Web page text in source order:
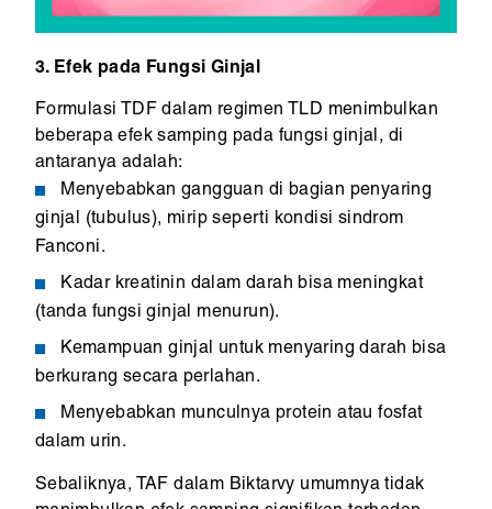
3. Efek pada Fungsi Ginjal
Formulasi TDF dalam regimen TLD menimbulkan
beberapa efek samping pada fungsi ginjal, di
antaranya adalah:
Menyebabkan gangguan di bagian penyaring
ginjal (tubulus), mirip seperti kondisi sindrom
Fanconi.
Kadar kreatinin dalam darah bisa meningkat
(tanda fungsi ginjal menurun).
Kemampuan ginjal untuk menyaring darah bisa
berkurang secara perlahan.
Menyebabkan munculnya protein atau fosfat
dalam urin.
Sebaliknya, TAF dalam Biktarvy umumnya tidak